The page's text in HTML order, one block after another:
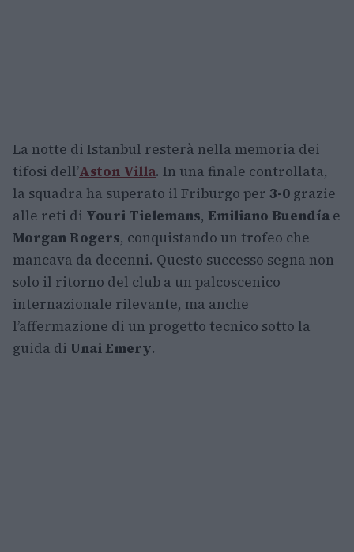
La notte di Istanbul resterà nella memoria dei
tifosi dell’Aston Villa. In una finale controllata,
la squadra ha superato il Friburgo per 3-0 grazie
alle reti di Youri Tielemans, Emiliano Buendía e
Morgan Rogers, conquistando un trofeo che
mancava da decenni. Questo successo segna non
solo il ritorno del club a un palcoscenico
internazionale rilevante, ma anche
l’affermazione di un progetto tecnico sotto la
guida di Unai Emery.